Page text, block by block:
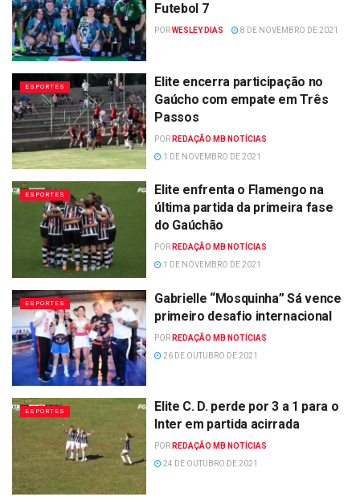
Futebol 7
PORWESLEY DIAS 8 DE NOVEMBRO DE 2021
ESPORTES
Elite encerra participação no
Gaúcho com empate em Três
Passos
POR REDAÇÃO MB NOTÍCIAS
1 DE NOVEMBRO DE 2021
ESPORTES
Elite enfrenta o Flamengo na
última partida da primeira fase
do Gaúchão
POR REDAÇÃO MB NOTÍCIAS
1 DE NOVEMBRO DE 2021
ESPORTES
Gabrielle “Mosquinha” Sá vence
primeiro desafio internacional
POR REDAÇÃO MB NOTÍCIAS
26 DE OUTUBRO DE 2021
ESPORTES
Elite C. D. perde por 3 a 1 para o
Inter em partida acirrada
POR REDAÇÃO MB NOTÍCIAS
24 DE OUTUBRO DE 2021